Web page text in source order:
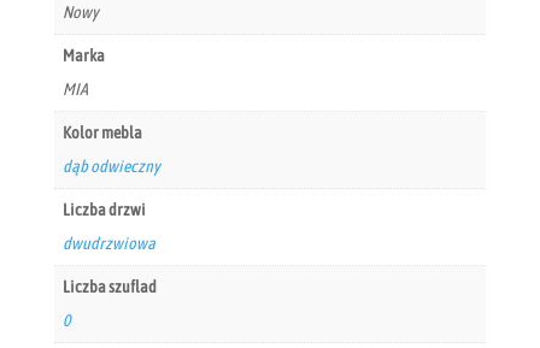
Nowy
Marka
MIA
Kolor mebla
dąb odwieczny
Liczba drzwi
dwudrzwiowa
Liczba szuflad
0